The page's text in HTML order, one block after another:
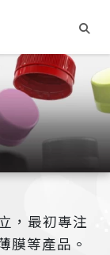
，最初專注
膜等產品。